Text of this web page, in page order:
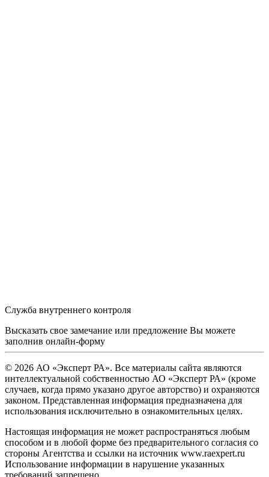
Служба внутреннего контроля
Высказать свое замечание или предложение Вы можете
заполнив онлайн-форму
© 2026 АО «Эксперт РА». Все материалы сайта являются
интеллектуальной собственностью АО «Эксперт РА» (кроме
случаев, когда прямо указано другое авторство) и охраняются
законом. Представленная информация предназначена для
использования исключительно в ознакомительных целях.
Настоящая информация не может распространяться любым
способом и в любой форме без предварительного согласия со
стороны Агентства и ссылки на источник www.raexpert.ru
Использование информации в нарушение указанных
требований запрещено.